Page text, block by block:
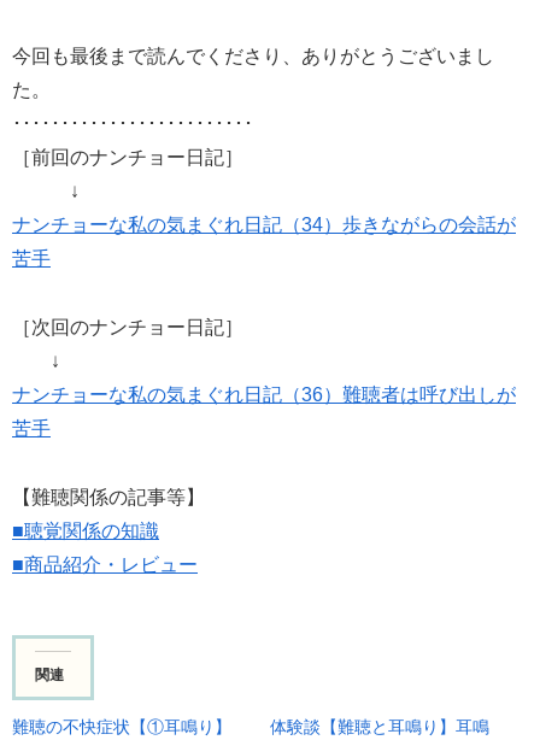
今回も最後まで読んでくださり、ありがとうございまし
た。
･････････････････････････
［前回のナンチョー日記］
↓
ナンチョーな私の気まぐれ日記（34）歩きながらの会話が
苦手
［次回のナンチョー日記］
↓
ナンチョーな私の気まぐれ日記（36）難聴者は呼び出しが
苦手
【難聴関係の記事等】
■聴覚関係の知識
■商品紹介・レビュー
関連
難聴の不快症状【①耳鳴り】
体験談【難聴と耳鳴り】耳鳴